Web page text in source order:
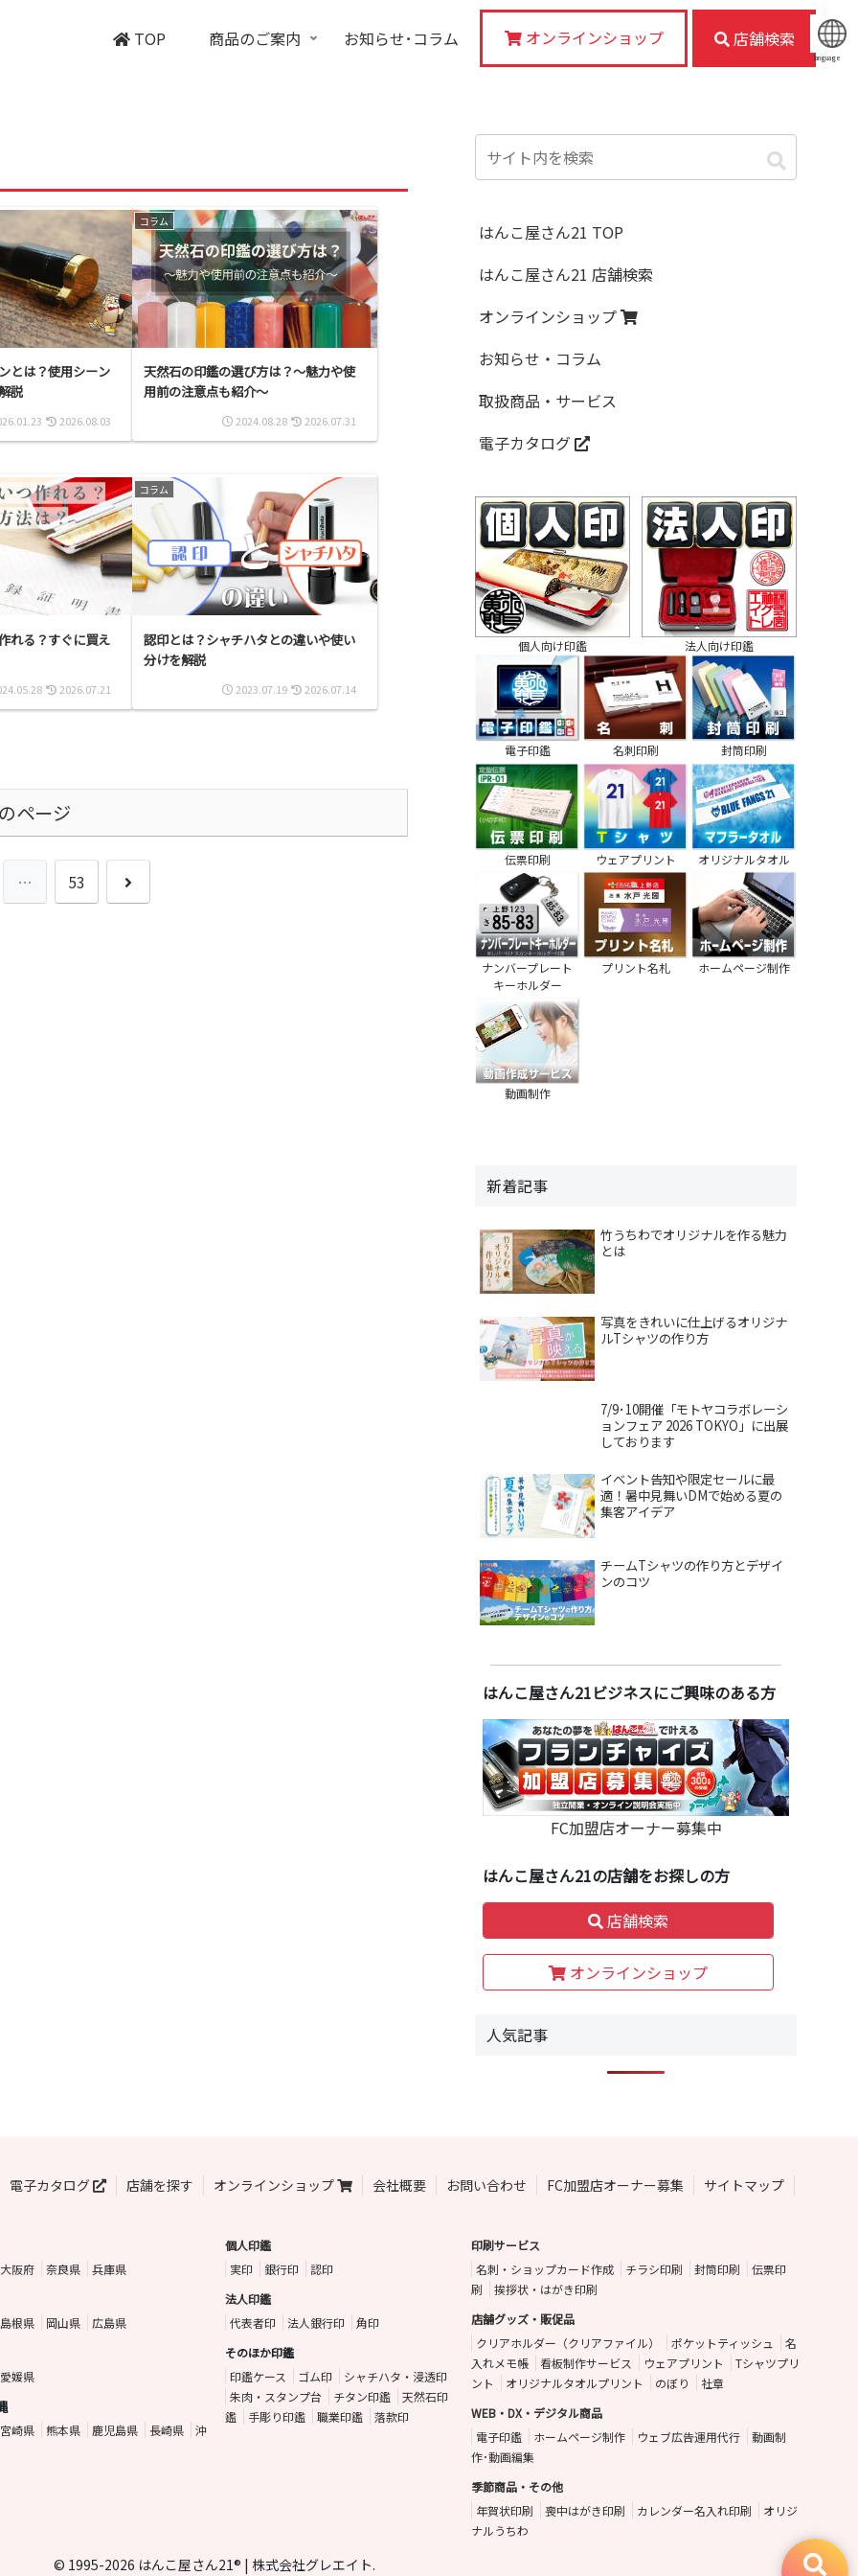
language
TOP 商品のご案内 お知らせ･コラム オンラインショップ 店舗検索
とは？使用シーン
説
2026.08.03
コラム
天然石の印鑑の選び方は？～魅力や使
用前の注意点も紹介～
2024.08.28 2026.07.31
れる？すぐに買え
2026.07.21
コラム
認印とは？シャチハタとの違いや使い
分けを解説
2023.07.19 2026.07.14
ページ
… 53
次
はんこ屋さん21 TOP
はんこ屋さん21 店舗検索
オンラインショップ
お知らせ・コラム
取扱商品・サービス
電子カタログ
個人向け印鑑 法人向け印鑑
電子印鑑 名刺印刷 封筒印刷
伝票印刷 ウェアプリント オリジナルタオル
ナンバープレート
キーホルダー
プリント名札 ホームページ制作
動画制作
新着記事
竹うちわでオリジナルを作る魅力
とは
写真をきれいに仕上げるオリジナ
ルTシャツの作り方
7/9･10開催「モトヤコラボレーシ
ョンフェア 2026 TOKYO」に出展
しております
イベント告知や限定セールに最
適！暑中見舞いDMで始める夏の
集客アイデア
チームTシャツの作り方とデザイ
ンのコツ
はんこ屋さん21ビジネスにご興味のある方
FC加盟店オーナー募集中
はんこ屋さん21の店舗をお探しの方
店舗検索
オンラインショップ
人気記事
電子カタログ 店舗を探す オンラインショップ 会社概要 お問い合わせ FC加盟店オーナー募集 サイトマップ
大阪府 奈良県 兵庫県
島根県 岡山県 広島県
愛媛県
宮崎県 熊本県 鹿児島県 長崎県 沖
個人印鑑
実印
銀行印
認印
法人印鑑
代表者印
法人銀行印
角印
そのほか印鑑
印鑑ケース
ゴム印
シャチハタ・浸透印
朱肉・スタンプ台
チタン印鑑
天然石印
鑑
手彫り印鑑 職業印鑑 落款印
印刷サービス
名刺・ショップカード作成
チラシ印刷 封筒印刷
伝票印
刷
挨拶状・はがき印刷
店舗グッズ・販促品
クリアホルダー（クリアファイル）
ポケットティッシュ
名
入れメモ帳
看板制作サービス ウェアプリント
Tシャツプリ
ント
オリジナルタオルプリント のぼり
社章
WEB・DX・デジタル商品
電子印鑑
ホームページ制作 ウェブ広告運用代行
動画制
作･動画編集
季節商品・その他
年賀状印刷
喪中はがき印刷 カレンダー名入れ印刷
オリジ
ナルうちわ
© 1995-2026 はんこ屋さん21® | 株式会社グレエイト.